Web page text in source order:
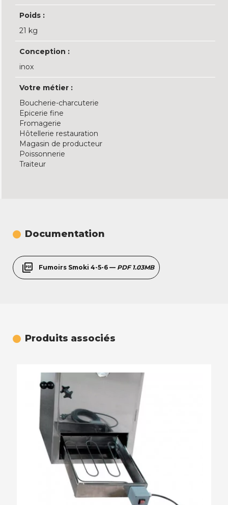
Poids :
21 kg
Conception :
inox
Votre métier :
Boucherie-charcuterie
Epicerie fine
Fromagerie
Hôtellerie restauration
Magasin de producteur
Poissonnerie
Traiteur
Documentation
picture_as_pdf Fumoirs Smoki 4-5-6 — PDF 1.03MB
Produits associés